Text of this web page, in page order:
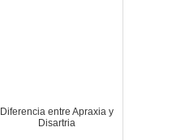
Diferencia entre Apraxia y
Disartria